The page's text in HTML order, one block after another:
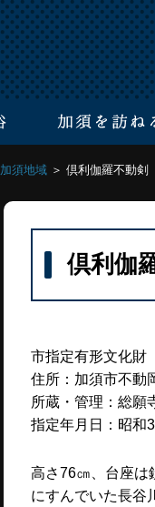
加須地域 ＞ 倶利伽羅不動剣
倶利伽
市指定有形文化財
住所：加須市不動
所蔵・管理：総願
指定年月日：昭和
高さ76㎝、台座は
にすんでいた長谷